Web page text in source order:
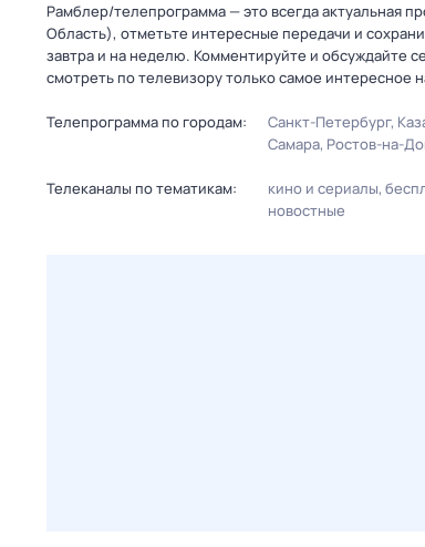
Рамблер/телепрограмма — это всегда актуальная
Область), отметьте интересные передачи и
завтра и на неделю. Комментируйте и обсуждайте
смотреть по телевизору только самое интересное
Телепрограмма по городам: Санкт-Петербург
Самара Ростов-на-
Телеканалы по тематикам: кино и сериалы
новостные